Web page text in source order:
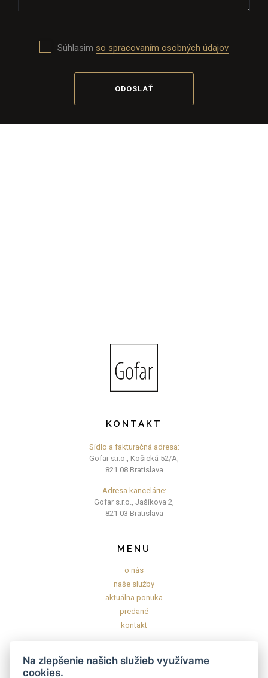
Súhlasim so spracovaním osobných údajov
ODOSLAŤ
KONTAKT
Sídlo a fakturačná adresa:
Gofar s.r.o., Košická 52/A,
821 08 Bratislava
Adresa kancelárie:
Gofar s.r.o., Jašíkova 2,
821 03 Bratislava
MENU
o nás
naše služby
aktuálna ponuka
predané
kontakt
INFORMÁCIE
Na zlepšenie našich služieb využívame
cookies.